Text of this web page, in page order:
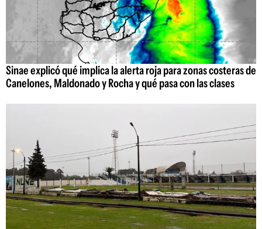
Sinae explicó qué implica la alerta roja para zonas costeras de
Canelones, Maldonado y Rocha y qué pasa con las clases